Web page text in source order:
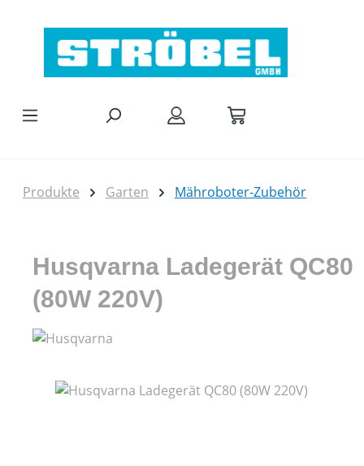
Produkte Garten Mähroboter-Zubehör
Husqvarna Ladegerät QC80
(80W 220V)
Bildergalerie überspringen